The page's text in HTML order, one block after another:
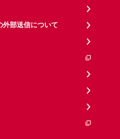
外部送信について